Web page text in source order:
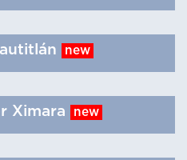
new
Ximara new